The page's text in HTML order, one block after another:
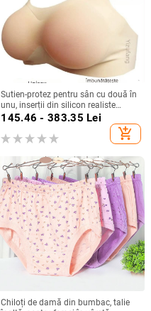
Sutien-protez pentru sân cu două în
unu, inserții din silicon realiste
pentru cross-dressing
145.46 - 383.35 Lei
add_shopping_cart
Chiloți de damă din bumbac, talie